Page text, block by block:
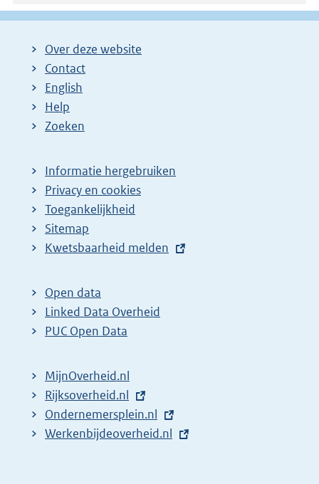
Over deze website
Contact
English
Help
Zoeken
Informatie hergebruiken
Privacy en cookies
Toegankelijkheid
Sitemap
E
t
e
r
l
i
n
k
Kwetsbaarheid melden
Open data
Linked Data Overheid
PUC Open Data
MijnOverheid.nl
E
x
t
Rijksoverheid.nl
E
x
Ondernemersplein.nl
E
Werkenbijdeoverheid.nl